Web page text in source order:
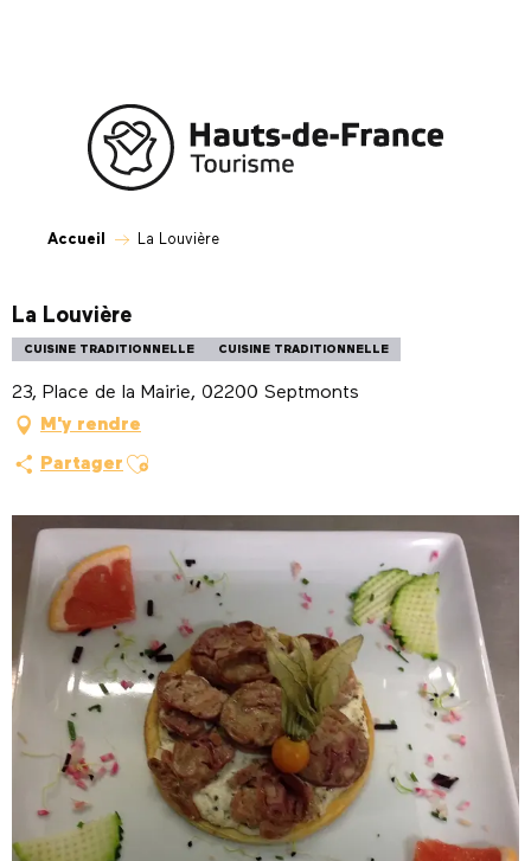
Accueil La Louvière
La Louvière
CUISINE TRADITIONNELLE CUISINE TRADITIONNELLE
23, Place de la Mairie, 02200 Septmonts
M'y rendre
Partager Ajouter aux favoris